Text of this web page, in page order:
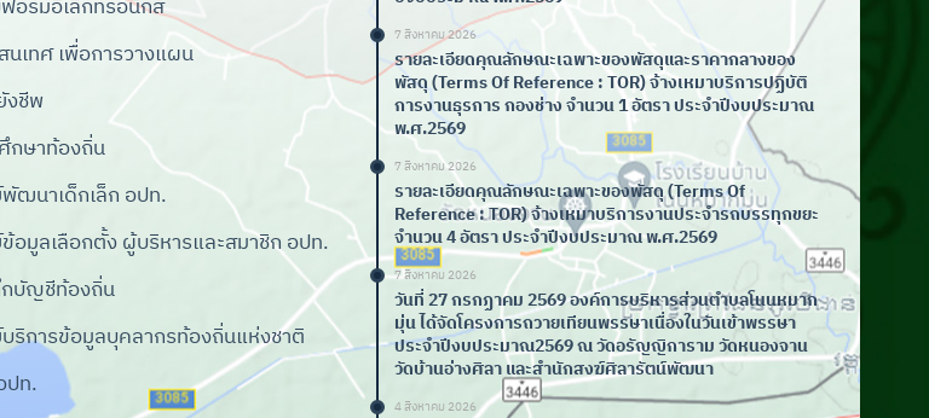
อร์มอิเล็กทรอนิกส์
นเทศ เพื่อการวางแผน
งชีพ
กษาท้องถิ่น
ฒนาเด็กเล็ก อปท.
อมูลเลือกตั้ง ผู้บริหารและสมาชิก อปท.
กบัญชีท้องถิ่น
ริการข้อมูลบุคลากรท้องถิ่นแห่งชาติ
ปท.
7 สิงหาคม 2026
รายละเอียดคุณลักษณะเฉพาะของพัสดุและราคากลางของ
พัสดุ (Terms Of Reference : TOR) จ้างเหมาบริการปฏิบัติ
การงานธุรการ กองช่าง จำนวน 1 อัตรา ประจำปีงบประมาณ
พ.ศ.2569
7 สิงหาคม 2026
รายละเอียดคุณลักษณะเฉพาะของพัสดุ (Terms Of
Reference : TOR) จ้างเหมาบริการงานประจำรถบรรทุกขยะ
จำนวน 4 อัตรา ประจำปีงบประมาณ พ.ศ.2569
7 สิงหาคม 2026
วันที่ 27 กรกฏาคม 2569 องค์การบริหารส่วนตำบลโนนหมาก
มุ่น ได้จัดโครงการถวายเทียนพรรษาเนื่องในวันเข้าพรรษา
ประจำปีงบประมาณ2569 ณ วัดอรัญญิการาม วัดหนองจาน
วัดบ้านอ่างศิลา และสำนักสงฆ์ศิลารัตน์พัฒนา
4 สิงหาคม 2026